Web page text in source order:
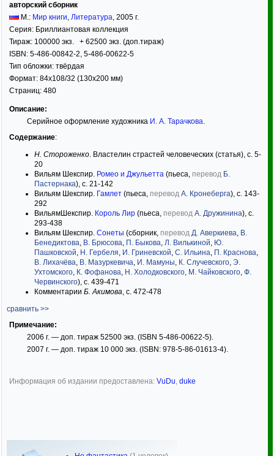
авторский сборник
М.: Мир книги, Литература, 2005 г.
Серия: Бриллиантовая коллекция
Тираж: 100000 экз. + 62500 экз. (доп.тираж)
ISBN: 5-486-00842-2, 5-486-00622-5
Тип обложки: твёрдая
Формат: 84x108/32 (130x200 мм)
Страниц: 480
Описание:
Серийное оформление художника И. А. Тарачкова.
Содержание:
Н. Стороженко. Властелин страстей человеческих (статья), с. 5-
20
Вильям Шекспир. Ромео и Джульетта (пьеса, перевод Б.
Пастернака), с. 21-142
Вильям Шекспир. Гамлет (пьеса, перевод А. Кронеберга), с. 143-
292
ВильямШекспир. Король Лир (пьеса, перевод А. Дружинина), с.
293-438
Вильям Шекспир. Сонеты (сборник, перевод Д. Аверкиева, В.
Бенедиктова, В. Брюсова, П. Быкова, Л. Вилькиной, Ю.
Пашковской, Н. Гербеля, И. Гриневской, С. Ильина, П. Краснова,
В. Лихачёва, В. Мазуркевича, И. Мамуны, К. Случевского, Э.
Ухтомского, К. Фофанова, Н. Холодковского, М. Чайковского, Ф.
Червинского), с. 439-471
Комментарии Б. Акимова, с. 472-478
сравнить >>
Примечание:
2006 г. — доп. тираж 52500 экз. (ISBN 5-486-00622-5).
2007 г. — доп. тираж 10 000 экз. (ISBN: 978-5-86-01613-4).
Информация об издании предоставлена: VuDu, duke